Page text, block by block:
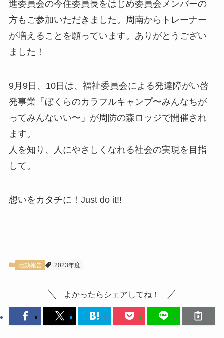
進委員会の今住委員長をはじめ委員会メンバーの
方もご参加いただきました。周南からトレーナー
が増えることを願っています。ありがとうござい
ました！
9月9日、10日は、福祉委員会による発達障がい啓
発事業「ぼくらのカラフルキャンプ〜みんなちが
ってみんないい〜」が周防の森ロッジで開催され
ます。
人を知り、人にやさしくなれる社会の実現を目指
して。
想いをカタチに！Just do it!!
活動報告 2023年度
よかったらシェアしてね！